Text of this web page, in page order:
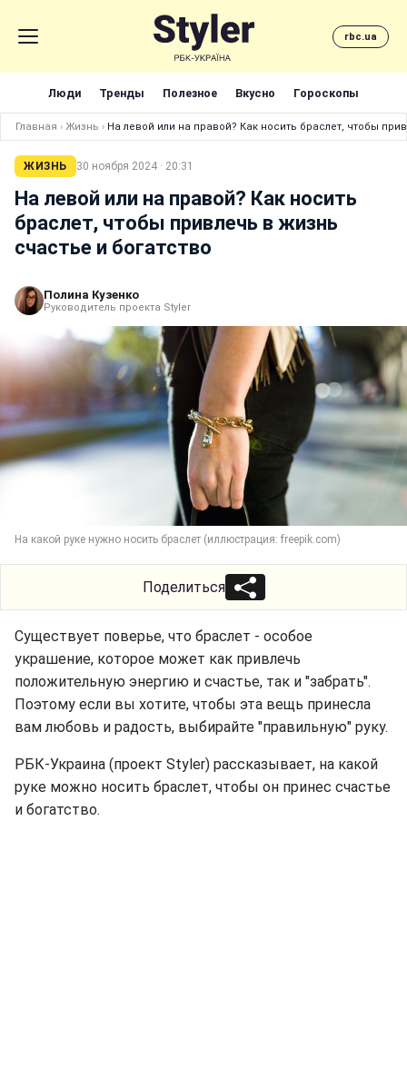
rbc.ua
Люди Тренды Полезное Вкусно Гороскопы
Главная › Жизнь › На левой или на правой? Как носить браслет, чтобы
ЖИЗНЬ 30 ноября 2024 · 20:31
На левой или на правой? Как носить
браслет, чтобы привлечь в жизнь
счастье и богатство
Полина Кузенко
Руководитель проекта Styler
На какой руке нужно носить браслет (иллюстрация: freepik.com)
Поделиться
Существует поверье, что браслет - особое
украшение, которое может как привлечь
положительную энергию и счастье, так и "забрать".
Поэтому если вы хотите, чтобы эта вещь принесла
вам любовь и радость, выбирайте "правильную" руку.
РБК-Украина (проект Styler) рассказывает, на какой
руке можно носить браслет, чтобы он принес счастье
и богатство.